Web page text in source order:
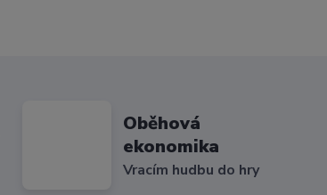
Oběhová
ekonomika
Vracím hudbu do hry